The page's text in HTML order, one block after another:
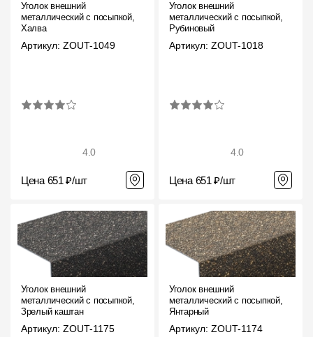
Уголок внешний
металлический с посыпкой,
Халва
Артикул: ZOUT-1049
4.0
Цена 651 ₽/шт
Уголок внешний
металлический с посыпкой,
Рубиновый
Артикул: ZOUT-1018
4.0
Цена 651 ₽/шт
Уголок внешний
металлический с посыпкой,
Зрелый каштан
Артикул: ZOUT-1175
Уголок внешний
металлический с посыпкой,
Янтарный
Артикул: ZOUT-1174